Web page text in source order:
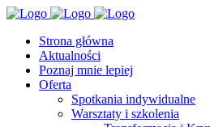
Strona główna
Aktualności
Poznaj mnie lepiej
Oferta
Spotkania indywidualne
Warsztaty i szkolenia